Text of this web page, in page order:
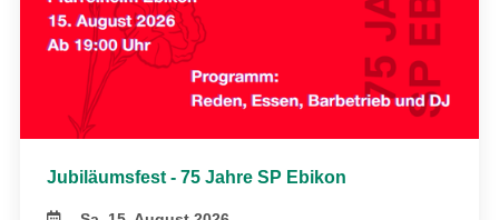
Jubiläumsfest - 75 Jahre SP Ebikon